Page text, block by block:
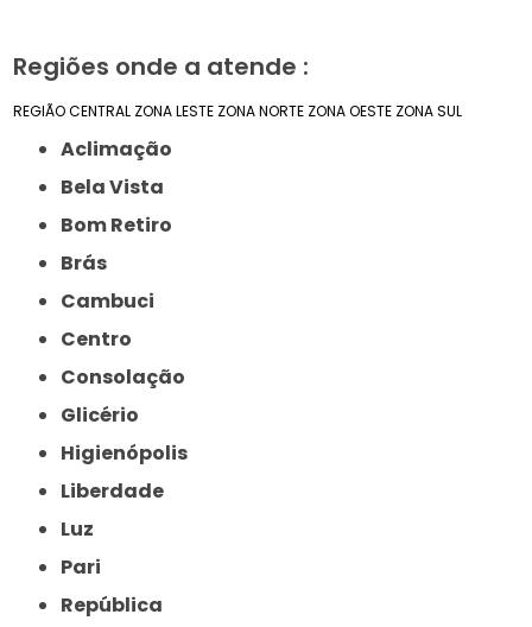
Regiões onde a atende :
REGIÃO CENTRAL ZONA LESTE ZONA NORTE ZONA OESTE ZONA SUL
Aclimação
Bela Vista
Bom Retiro
Brás
Cambuci
Centro
Consolação
Glicério
Higienópolis
Liberdade
Luz
Pari
República